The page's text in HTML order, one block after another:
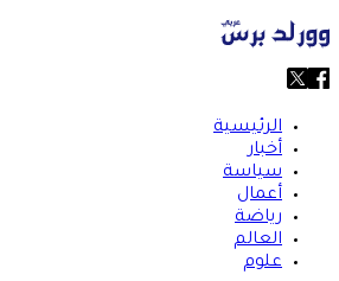
الرئيسية
أخبار
سياسة
أعمال
رياضة
العالم
علوم